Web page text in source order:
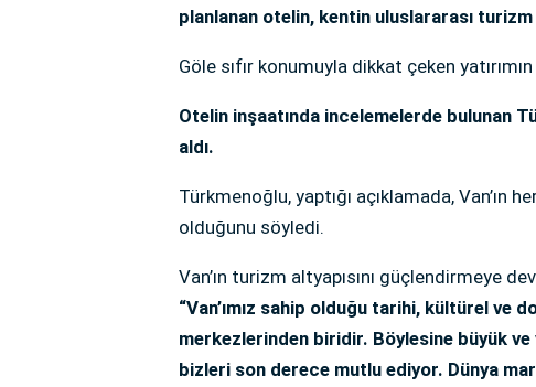
planlanan otelin, kentin uluslararası
Göle sıfır konumuyla dikkat çeken
Otelin inşaatında incelemelerde bulunan
aldı.
Türkmenoğlu, yaptığı açıklamada, Van’ın
olduğunu söyledi.
Van’ın turizm altyapısını güçlendirmeye
“Van’ımız sahip olduğu tarihi, kültürel
merkezlerinden biridir. Böylesine büyük ve
bizleri son derece mutlu ediyor. Dünya